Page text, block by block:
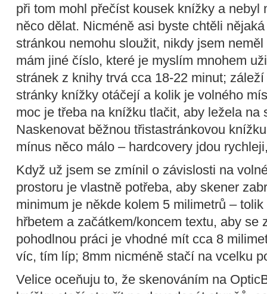
při tom mohl přečíst kousek knížky a nebyl
něco dělat. Nicméně asi byste chtěli
stránkou nemohu sloužit, nikdy jsem
mám jiné číslo, které je myslím mnohem
stránek z knihy trvá cca 18-22 minut;
stránky knížky otáčejí a kolik je volného
moc je třeba na knížku tlačit, aby ležela na
Naskenovat běžnou třistastránkovou
mínus něco málo – hardcovery jdou
Když už jsem se zmínil o závislosti na
prostoru je vlastně potřeba, aby skener
minimum je někde kolem 5 milimetrů –
hřbetem a začátkem/koncem textu, aby se
pohodlnou práci je vhodné mít cca 8
víc, tím líp; 8mm nicméně stačí na vcelku
Velice oceňuju to, že skenováním na